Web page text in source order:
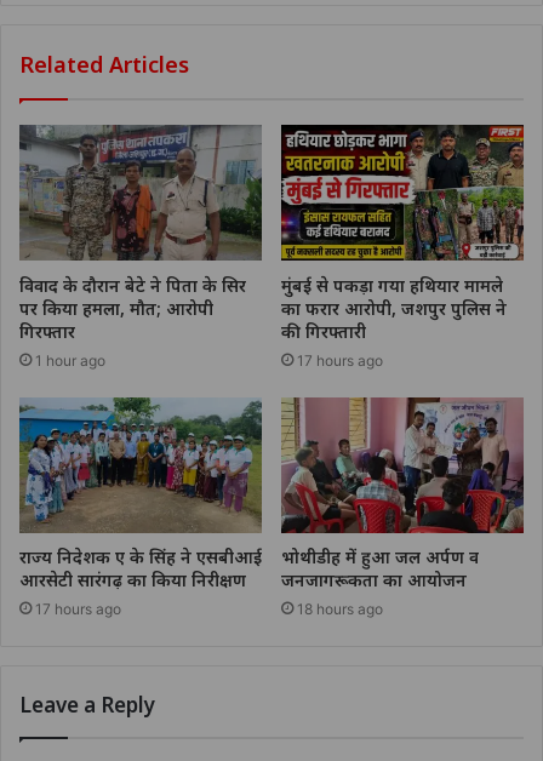
Related Articles
विवाद के दौरान बेटे ने पिता के सिर
पर किया हमला, मौत; आरोपी
गिरफ्तार
1 hour ago
मुंबई से पकड़ा गया हथियार मामले
का फरार आरोपी, जशपुर पुलिस ने
की गिरफ्तारी
17 hours ago
राज्य निदेशक ए के सिंह ने एसबीआई
आरसेटी सारंगढ़ का किया निरीक्षण
17 hours ago
भोथीडीह में हुआ जल अर्पण व
जनजागरूकता का आयोजन
18 hours ago
Leave a Reply